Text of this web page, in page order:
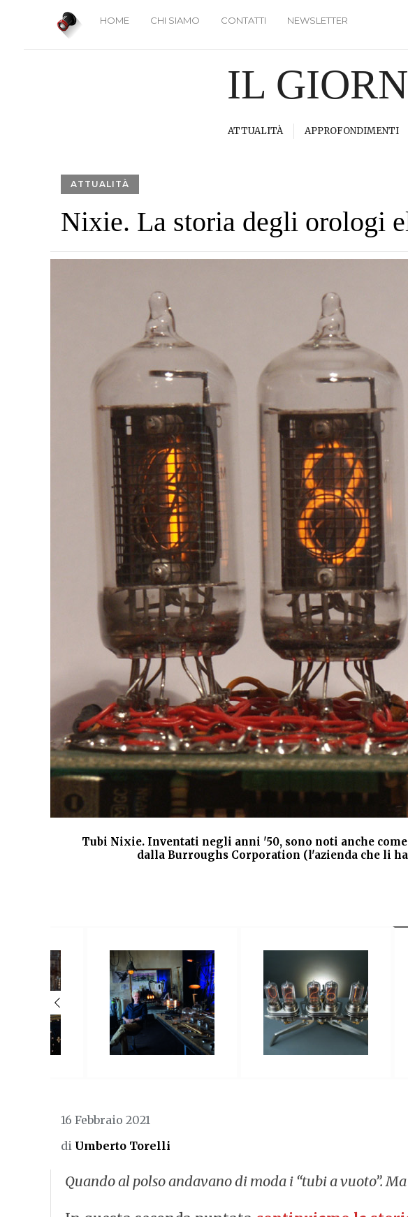
HOME CHI SIAMO CONTATTI NEWSLETTER
IL
ATTUALITÀ APPROFONDIMENTI
ATTUALITÀ
Nixie. La storia degli orologi
Tubi Nixie. Inventati negli anni '50, sono noti anche
dalla Burroughs Corporation (l'azienda che li
16 Febbraio 2021
di Umberto Torelli
Quando al polso andavano di moda i “tubi a vuoto”.